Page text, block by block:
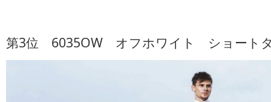
第3位 6035OW オフホワイト ショート